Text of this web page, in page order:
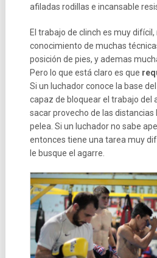
afiladas rodillas e incansable
El trabajo de clinch es muy
conocimiento de muchas
posición de pies, y ademas
Pero lo que está claro es que
Si un luchador conoce la base
capaz de bloquear el trabajo del
sacar provecho de las distancias
pelea. Si un luchador no sabe
entonces tiene una tarea muy
le busque el agarre.